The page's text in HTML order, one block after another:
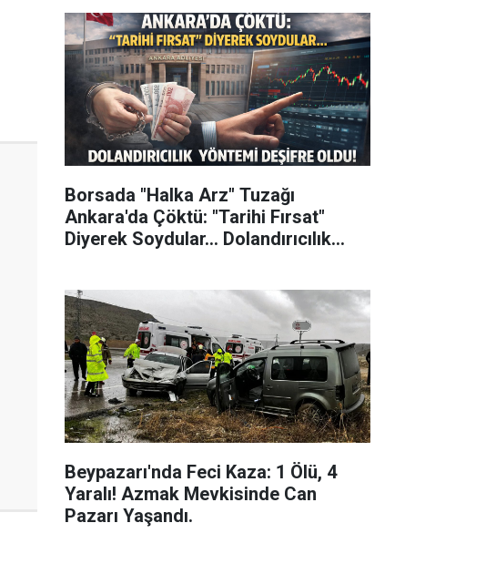
Borsada "Halka Arz" Tuzağı
Ankara'da Çöktü: "Tarihi Fırsat"
Diyerek Soydular... Dolandırıcılık
Beypazarı'nda Feci Kaza: 1 Ölü, 4
Yaralı! Azmak Mevkisinde Can
Pazarı Yaşandı.